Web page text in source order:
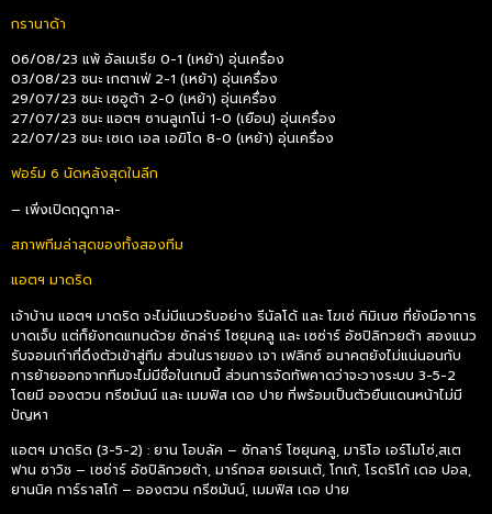
กรานาด้า
06/08/23 แพ้ อัลเมเรีย 0-1 (เหย้า) อุ่นเครื่อง
03/08/23 ชนะ เกตาเฟ่ 2-1 (เหย้า) อุ่นเครื่อง
29/07/23 ชนะ เซอูต้า 2-0 (เหย้า) อุ่นเครื่อง
27/07/23 ชนะ แอตฯ ซานลูเกโน่ 1-0 (เยือน) อุ่นเครื่อง
22/07/23 ชนะ เซเด เอล เอฆิโด 8-0 (เหย้า) อุ่นเครื่อง
ฟอร์ม 6 นัดหลังสุดในลีก
– เพิ่งเปิดฤดูกาล-
สภาพทีมล่าสุดของทั้งสองทีม
แอตฯ มาดริด
เจ้าบ้าน แอตฯ มาดริด จะไม่มีแนวรับอย่าง รีนัลโด้ และ โฆเซ่ กิมิเนซ ที่ยังมีอาการ
บาดเจ็บ แต่ก็ยังทดแทนด้วย ซักล่าร์ โซยุนคลู และ เซซ่าร์ อัซปิลิกวยต้า สองแนว
รับจอมเก๋าที่ดึงตัวเข้าสู่ทีม ส่วนในรายของ เจา เฟลิกซ์ อนาคตยังไม่แน่นอนกับ
การย้ายออกจากทีมจะไม่มีชื่อในเกมนี้ ส่วนการจัดทัพคาดว่าจะวางระบบ 3-5-2
โดยมี อองตวน กรีซมันน์ และ เมมฟิส เดอ ปาย ที่พร้อมเป็นตัวยืนแดนหน้าไม่มี
ปัญหา
แอตฯ มาดริด (3-5-2) : ยาน โอบลัค – ซักลาร์ โซยุนคลู, มาริโอ เอร์โมโซ่,สเต
ฟาน ซาวิช – เซซ่าร์ อัซปิลิกวยต้า, มาร์กอส ยอเรนเต้, โกเก้, โรดริโก้ เดอ ปอล,
ยานนิค การ์ราสโก้ – อองตวน กรีซมันน์, เมมฟิส เดอ ปาย